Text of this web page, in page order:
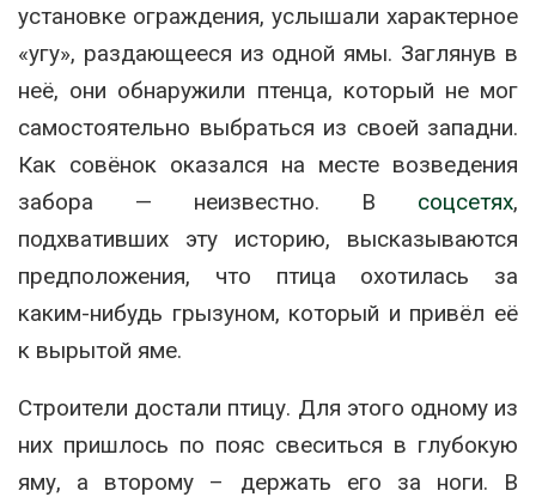
установке ограждения, услышали характерное
«угу», раздающееся из одной ямы. Заглянув в
неё, они обнаружили птенца, который не мог
самостоятельно выбраться из своей западни.
Как совёнок оказался на месте возведения
забора — неизвестно. В соцсетях,
подхвативших эту историю, высказываются
предположения, что птица охотилась за
каким-нибудь грызуном, который и привёл её
к вырытой яме.
Строители достали птицу. Для этого одному из
них пришлось по пояс свеситься в глубокую
яму, а второму – держать его за ноги. В